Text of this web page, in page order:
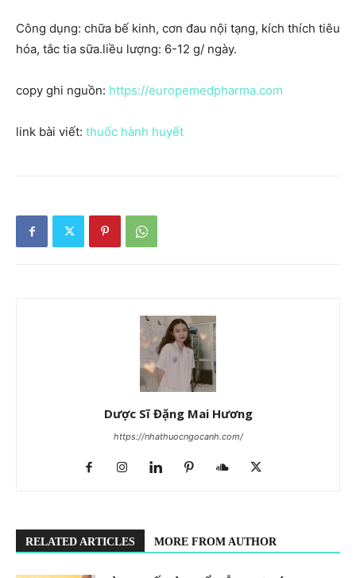
Công dụng: chữa bế kinh, cơn đau nội tạng, kích thích tiêu
hóa, tắc tia sữa.liều lượng: 6-12 g/ ngày.
copy ghi nguồn: https://europemedpharma.com
link bài viết: thuốc hành huyết
Dược Sĩ Đặng Mai Hương
https://nhathuocngocanh.com/
RELATED ARTICLES MORE FROM AUTHOR